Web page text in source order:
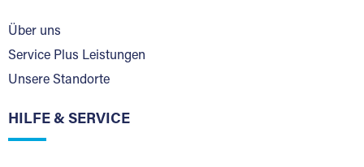
Über uns
Service Plus Leistungen
Unsere Standorte
HILFE & SERVICE